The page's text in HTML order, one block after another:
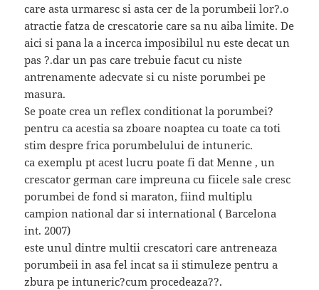
care asta urmaresc si asta cer de la porumbeii lor?.o
atractie fatza de crescatorie care sa nu aiba limite. De
aici si pana la a incerca imposibilul nu este decat un
pas ?.dar un pas care trebuie facut cu niste
antrenamente adecvate si cu niste porumbei pe
masura.
Se poate crea un reflex conditionat la porumbei?
pentru ca acestia sa zboare noaptea cu toate ca toti
stim despre frica porumbelului de intuneric.
ca exemplu pt acest lucru poate fi dat Menne , un
crescator german care impreuna cu fiicele sale cresc
porumbei de fond si maraton, fiind multiplu
campion national dar si international ( Barcelona
int. 2007)
este unul dintre multii crescatori care antreneaza
porumbeii in asa fel incat sa ii stimuleze pentru a
zbura pe intuneric?cum procedeaza??.